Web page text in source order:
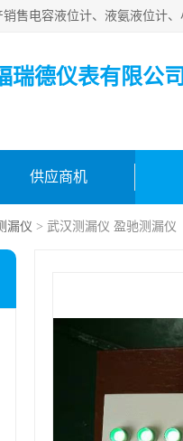
瑞德仪表有限公司
供应商机
漏仪 > 武汉测漏仪 盈驰测漏仪